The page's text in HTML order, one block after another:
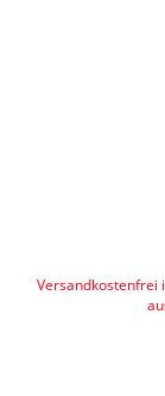
Versandkostenfrei